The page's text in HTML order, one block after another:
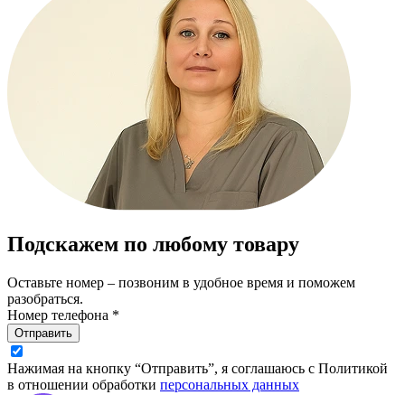
Подскажем по любому товару
Оставьте номер – позвоним в удобное время и поможем
разобраться.
Номер телефона *
Отправить
Нажимая на кнопку “Отправить”, я соглашаюсь с Политикой
в отношении обработки персональных данных